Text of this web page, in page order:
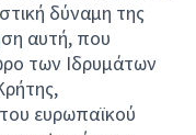
δύναμη της
αυτή, που
των Ιδρυμάτων
ευρωπαϊκού